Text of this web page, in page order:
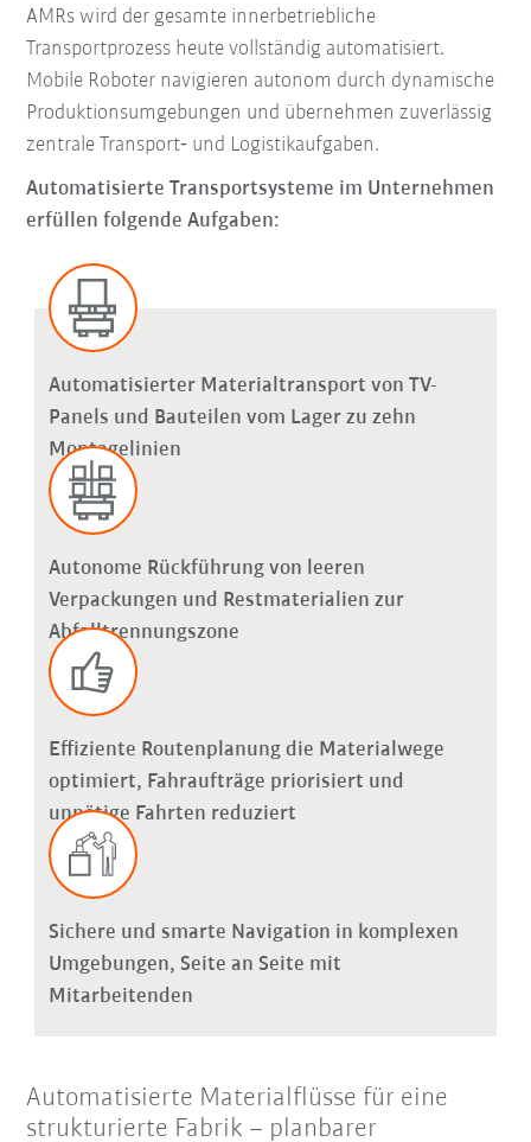
AMRs wird der gesamte innerbetriebliche
Transportprozess heute vollständig automatisiert.
Mobile Roboter navigieren autonom durch dynamische
Produktionsumgebungen und übernehmen zuverlässig
zentrale Transport‑ und Logistikaufgaben.
Automatisierte Transportsysteme im Unternehmen
erfüllen folgende Aufgaben:
Automatisierter Materialtransport von TV-
Panels und Bauteilen vom Lager zu zehn
Montagelinien
Autonome Rückführung von leeren
Verpackungen und Restmaterialien zur
Abfalltrennungszone
Effiziente Routenplanung die Materialwege
optimiert, Fahraufträge priorisiert und
unnötige Fahrten reduziert
Sichere und smarte Navigation in komplexen
Umgebungen, Seite an Seite mit
Mitarbeitenden
Automatisierte Materialflüsse für eine
strukturierte Fabrik – planbarer